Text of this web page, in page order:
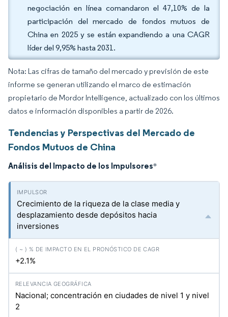
negociación en línea comandaron el 47,10% de la
participación del mercado de fondos mutuos de
China en 2025 y se están expandiendo a una CAGR
líder del 9,95% hasta 2031.
Nota: Las cifras de tamaño del mercado y previsión de este
informe se generan utilizando el marco de estimación
propietario de Mordor Intelligence, actualizado con los últimos
datos e información disponibles a partir de 2026.
Tendencias y Perspectivas del Mercado de
Fondos Mutuos de China
Análisis del Impacto de los Impulsores*
Crecimiento de la riqueza de la clase media y
desplazamiento desde depósitos hacia
inversiones
+2.1%
Nacional; concentración en ciudades de nivel 1 y nivel
2